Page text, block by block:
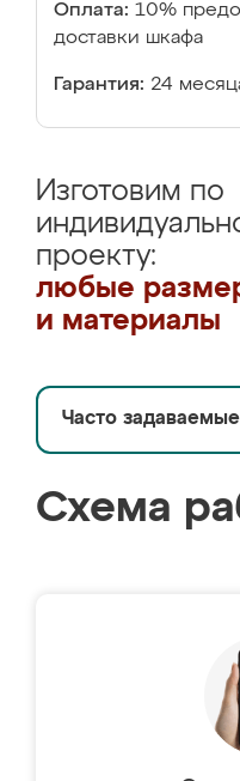
Оплата: 10%
доставки шкафа
Гарантия: 24
Изготовим по
проекту:
любые
и материалы
Часто
Схема